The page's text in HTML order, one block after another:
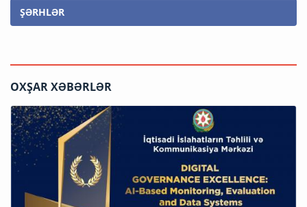
ŞƏRHLƏR
OXŞAR XƏBƏRLƏR